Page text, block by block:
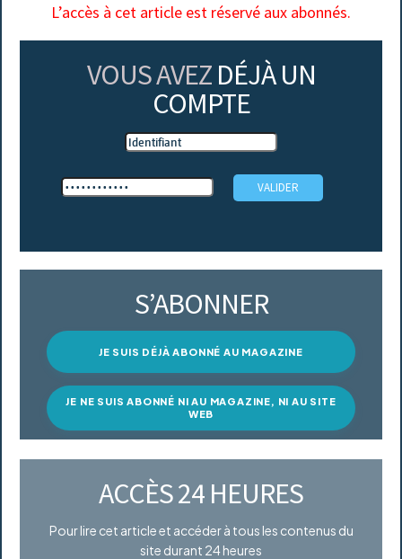
L’accès à cet article est réservé aux abonnés.
VOUS AVEZ DÉJÀ UN
COMPTE
S’ABONNER
JE SUIS DÉJÀ ABONNÉ AU MAGAZINE
JE NE SUIS ABONNÉ NI AU MAGAZINE, NI AU SITE
WEB
ACCÈS 24 HEURES
Pour lire cet article et accéder à tous les contenus du
site durant 24 heures